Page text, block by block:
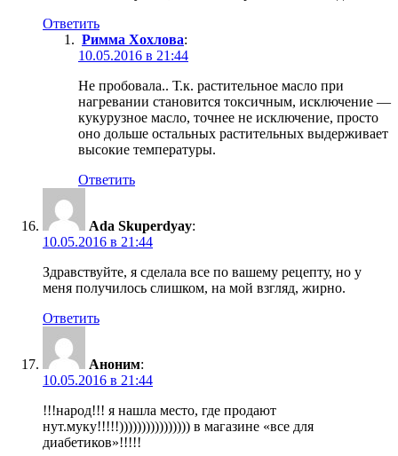
Ответить
Римма Хохлова:
10.05.2016 в 21:44
Не пробовала.. Т.к. растительное масло при
нагревании становится токсичным, исключение —
кукурузное масло, точнее не исключение, просто
оно дольше остальных растительных выдерживает
высокие температуры.
Ответить
Ada Skuperdyay:
10.05.2016 в 21:44
Здравствуйте, я сделала все по вашему рецепту, но у
меня получилось слишком, на мой взгляд, жирно.
Ответить
Аноним:
10.05.2016 в 21:44
!!!народ!!! я нашла место, где продают
нут.муку!!!!!)))))))))))))))) в магазине «все для
диабетиков»!!!!!